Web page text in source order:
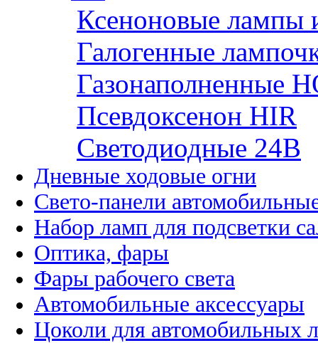
Ксеноновые лампы
Галогенные
Газонаполненные
Псевдоксенон HIR
Cветодиодные 24B
Дневные ходовые огни
Свето-панели
Набор ламп для подсветки
Оптика, фары
Фары рабочего света
Автомобильные аксессуары
Цоколи для автомобильных